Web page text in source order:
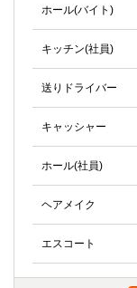
ホール(バイト)
キッチン(社員)
送りドライバー
キャッシャー
ホール(社員)
ヘアメイク
エスコート